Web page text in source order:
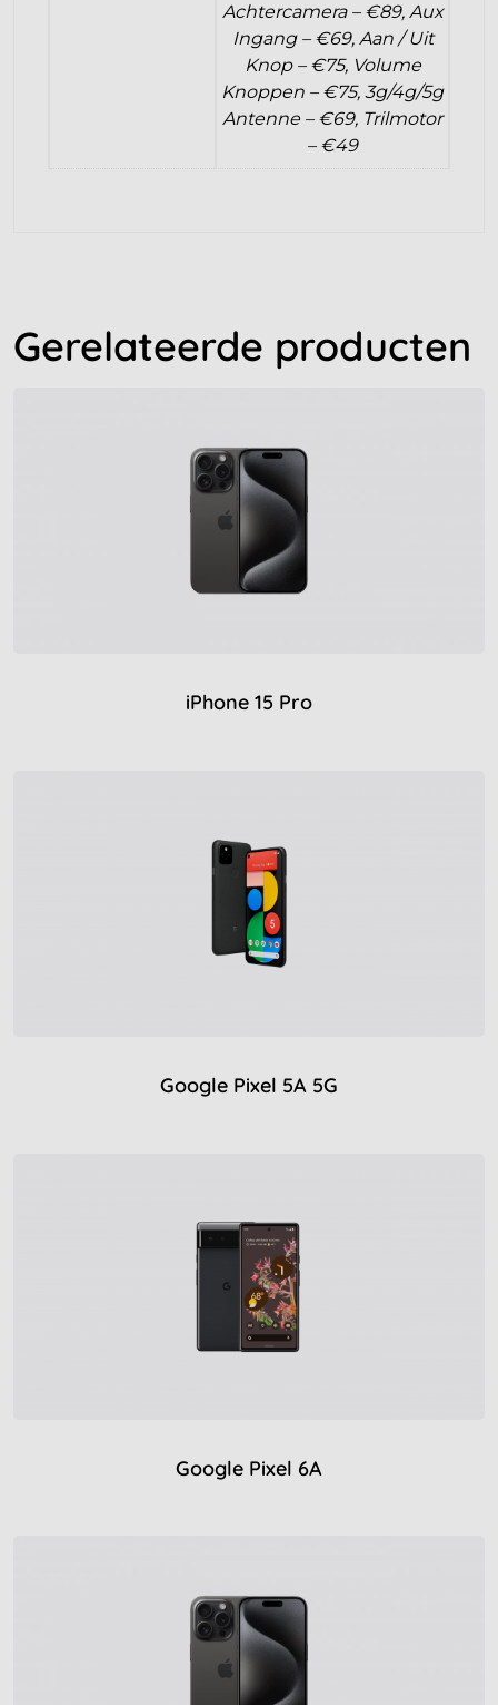
Achtercamera – €89, Aux
Ingang – €69, Aan / Uit
Knop – €75, Volume
Knoppen – €75, 3g/4g/5g
Antenne – €69, Trilmotor
– €49
Gerelateerde producten
iPhone 15 Pro
Google Pixel 5A 5G
Google Pixel 6A